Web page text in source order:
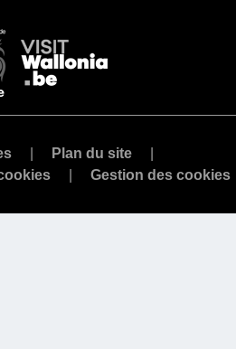
Plan du site
Gestion des cookies